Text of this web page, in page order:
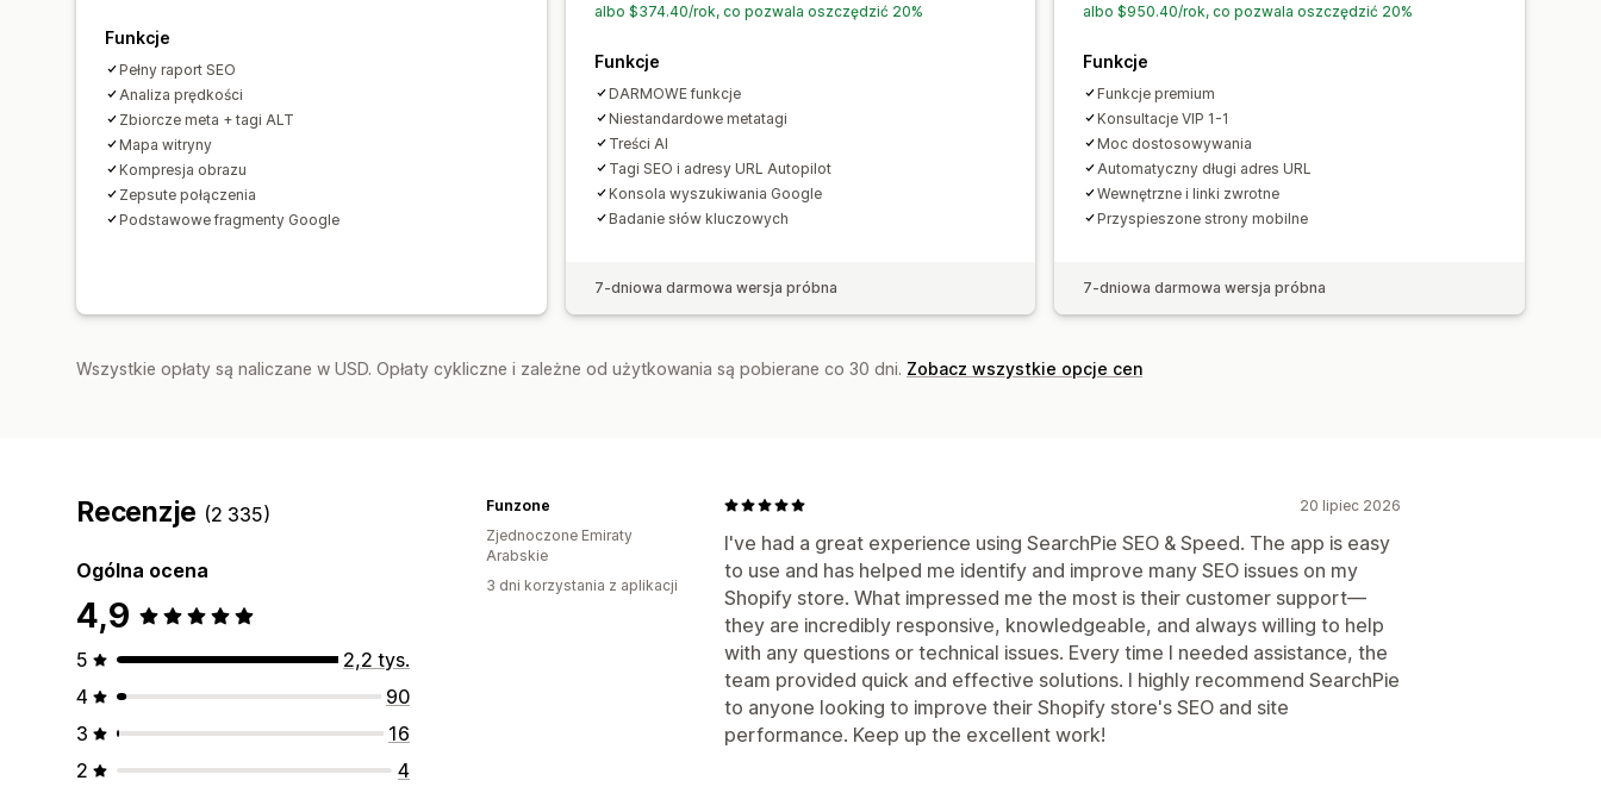
Analizy konkurencji Analizy słów kluczowych Analizy prędkości
Funkcje
Pełny raport SEO
Analiza prędkości
Zbiorcze meta + tagi ALT
Mapa witryny
Kompresja obrazu
Zepsute połączenia
Podstawowe fragmenty Google
albo $374.40/rok, co pozwala oszczędzić 20%
Funkcje
DARMOWE funkcje
Niestandardowe metatagi
Treści AI
Tagi SEO i adresy URL Autopilot
Konsola wyszukiwania Google
Badanie słów kluczowych
7-dniowa darmowa wersja próbna
albo $950.40/rok, co pozwala oszczędzić 20%
Funkcje
Funkcje premium
Konsultacje VIP 1-1
Moc dostosowywania
Automatyczny długi adres URL
Wewnętrzne i linki zwrotne
Przyspieszone strony mobilne
7-dniowa darmowa wersja próbna
Wszystkie opłaty są naliczane w USD. Opłaty cykliczne i zależne od użytkowania są pobierane co 30 dni. Zobacz wszystkie opcje cen
Recenzje (2 335)
Ogólna ocena
4,9
5
2,2 tys.
4
90
3
16
2
4
20 lipiec 2026
I've had a great experience using SearchPie SEO & Speed. The app is easy
to use and has helped me identify and improve many SEO issues on my
Shopify store. What impressed me the most is their customer support—
they are incredibly responsive, knowledgeable, and always willing to help
with any questions or technical issues. Every time I needed assistance, the
team provided quick and effective solutions. I highly recommend SearchPie
to anyone looking to improve their Shopify store's SEO and site
performance. Keep up the excellent work!
Funzone
Zjednoczone Emiraty
Arabskie
3 dni korzystania z aplikacji